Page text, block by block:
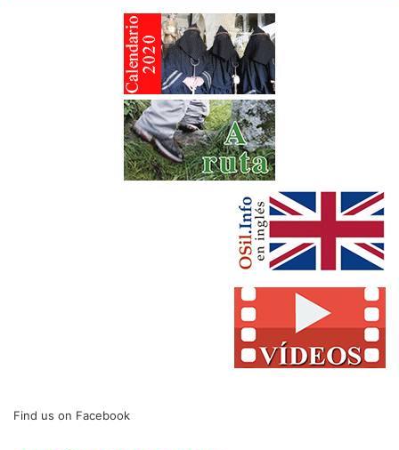
Find us on Facebook